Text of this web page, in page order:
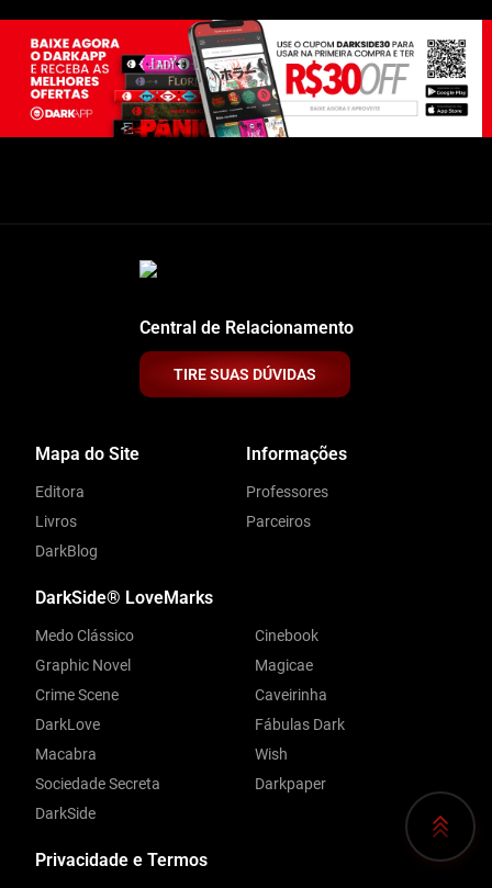
Central de Relacionamento
TIRE SUAS DÚVIDAS
Privacidade e Termos
Mapa do Site
Editora
Livros
DarkBlog
Informações
Professores
Parceiros
DarkSide® LoveMarks
Medo Clássico
Graphic Novel
Crime Scene
DarkLove
Macabra
Sociedade Secreta
DarkSide
Cinebook
Magicae
Caveirinha
Fábulas Dark
Wish
Darkpaper